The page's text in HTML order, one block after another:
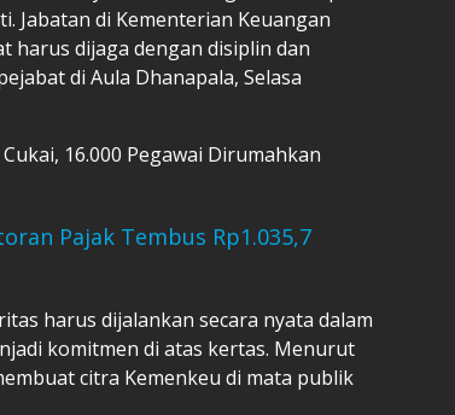
Jabatan di Kementerian Keuangan
harus dijaga dengan disiplin dan
di Aula Dhanapala, Selasa
16.000 Pegawai Dirumahkan
Pajak Tembus Rp1.035,7
harus dijalankan secara nyata dalam
komitmen di atas kertas. Menurut
citra Kemenkeu di mata publik